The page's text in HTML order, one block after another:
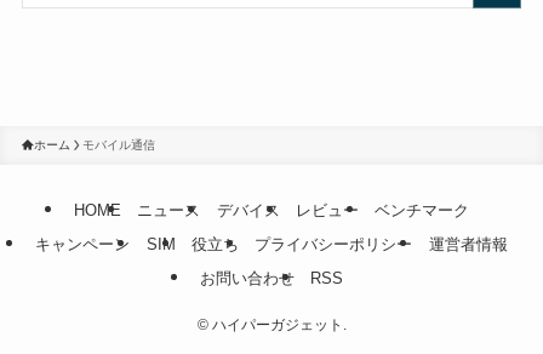
ホーム モバイル通信
HOME ニュース デバイス レビュー
ベンチマーク
キャンペーン
SIM 役立ち プライバシーポリシー
運営者情報
お問い合わせ
RSS
©ハイパーガジェット.